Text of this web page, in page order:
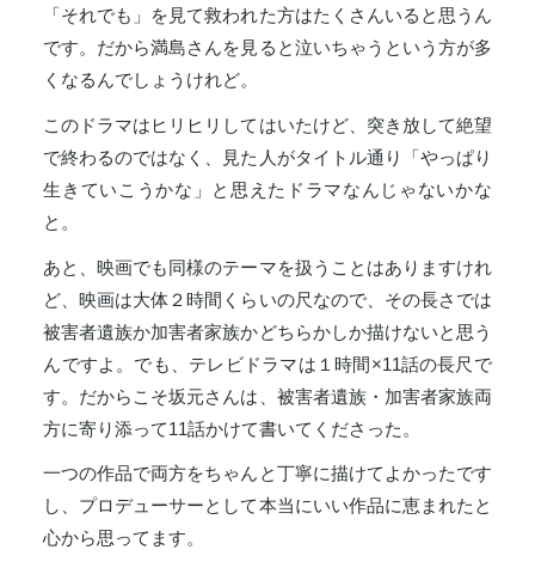
「それでも」を見て救われた方はたくさんいると思うん
です。だから満島さんを見ると泣いちゃうという方が多
くなるんでしょうけれど。
このドラマはヒリヒリしてはいたけど、突き放して絶望
で終わるのではなく、見た人がタイトル通り「やっぱり
生きていこうかな」と思えたドラマなんじゃないかな
と。
あと、映画でも同様のテーマを扱うことはありますけれ
ど、映画は大体２時間くらいの尺なので、その長さでは
被害者遺族か加害者家族かどちらかしか描けないと思う
んですよ。でも、テレビドラマは１時間×11話の長尺で
す。だからこそ坂元さんは、被害者遺族・加害者家族両
方に寄り添って11話かけて書いてくださった。
一つの作品で両方をちゃんと丁寧に描けてよかったです
し、プロデューサーとして本当にいい作品に恵まれたと
心から思ってます。